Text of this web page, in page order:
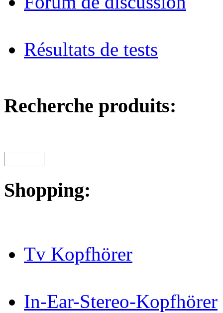
Résultats de tests
Recherche produits:
Shopping:
Tv Kopfhörer
In-Ear-Stereo-Kopfhörer